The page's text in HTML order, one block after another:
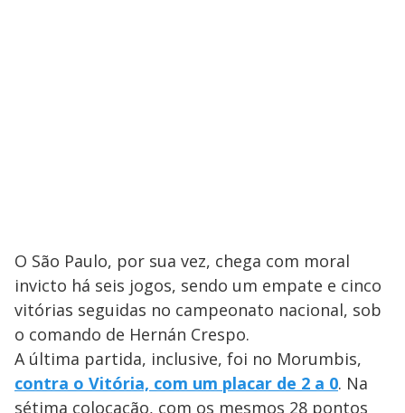
O São Paulo, por sua vez, chega com moral
invicto há seis jogos, sendo um empate e cinco
vitórias seguidas no campeonato nacional, sob
o comando de Hernán Crespo.
A última partida, inclusive, foi no Morumbis,
contra o Vitória, com um placar de 2 a 0. Na
sétima colocação, com os mesmos 28 pontos